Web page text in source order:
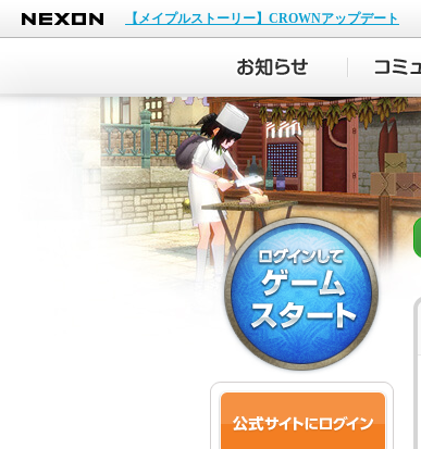
NEXON
【メイプルストーリー】CROWNアップデート